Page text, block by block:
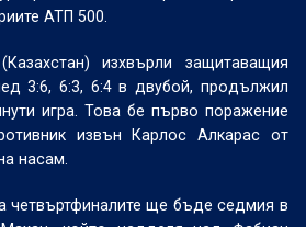
АТП 500.
изхвърли защитаващия
3:6, 6:3, 6:4 в двубой, продължил
игра. Това бе първо поражение
извън Карлос Алкарас от
насам.
четвъртфиналите ще бъде седмия в